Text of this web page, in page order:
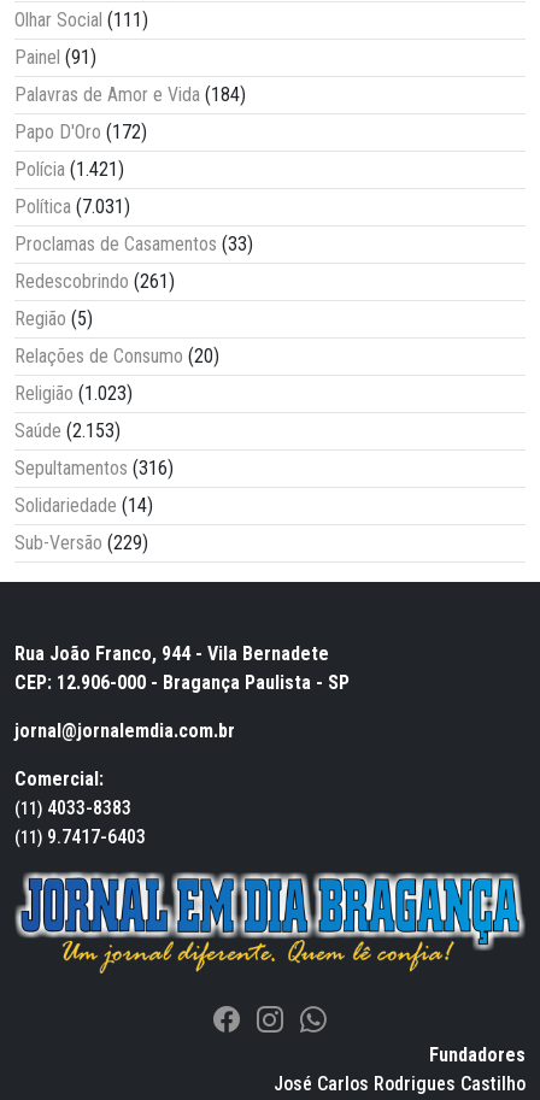
Olhar Social (111)
Painel (91)
Palavras de Amor e Vida (184)
Papo D'Oro (172)
Polícia (1.421)
Política (7.031)
Proclamas de Casamentos (33)
Redescobrindo (261)
Região (5)
Relações de Consumo (20)
Religião (1.023)
Saúde (2.153)
Sepultamentos (316)
Solidariedade (14)
Sub-Versão (229)
Rua João Franco, 944 - Vila Bernadete
CEP: 12.906-000 - Bragança Paulista - SP
jornal@jornalemdia.com.br
Comercial:
(11) 4033-8383
(11) 9.7417-6403
Fundadores
José Carlos Rodrigues Castilho